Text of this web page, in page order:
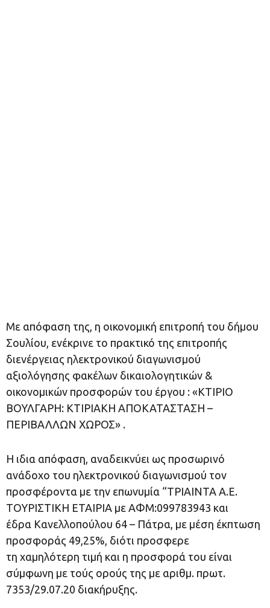
Mε απόφαση της, η οικονομική επιτροπή του δήμου
Σουλίου, ενέκρινε το πρακτικό της επιτροπής
διενέργειας ηλεκτρονικού διαγωνισμού
αξιολόγησης φακέλων δικαιολογητικών &
οικονομικών προσφορών του έργου : «ΚΤΙΡΙΟ
ΒΟΥΛΓΑΡΗ: ΚΤΙΡΙΑΚΗ ΑΠΟΚΑΤΑΣΤΑΣΗ –
ΠΕΡΙΒΑΛΛΩΝ ΧΩΡΟΣ» .
Η ιδια απόφαση, αναδεικνύει ως προσωρινό
ανάδοχο του ηλεκτρονικού διαγωνισμού τον
προσφέροντα με την επωνυμία “ΤΡΙΑΙΝΤΑ Α.Ε.
ΤΟΥΡΙΣΤΙΚΗ ΕΤΑΙΡΙΑ με ΑΦΜ:099783943 και
έδρα Κανελλοπούλου 64 – Πάτρα, με μέση έκπτωση
προσφοράς 49,25%, διότι προσφερε
τη χαμηλότερη τιμή και η προσφορά του είναι
σύμφωνη με τούς ορούς της με αριθμ. πρωτ.
7353/29.07.20 διακήρυξης.